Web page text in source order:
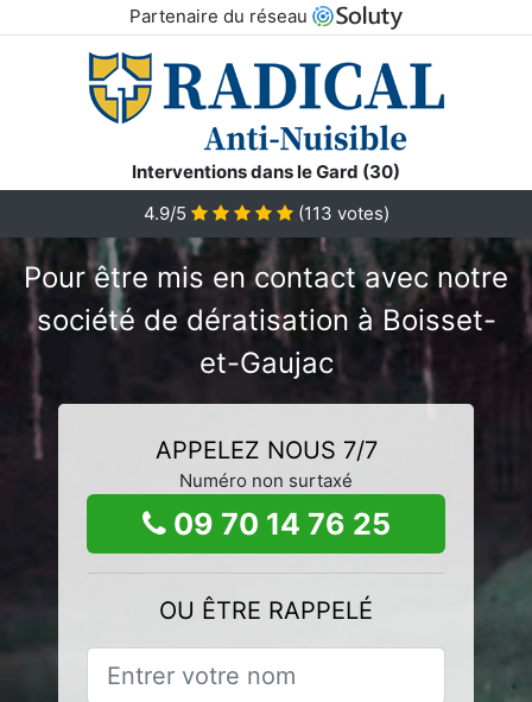
Partenaire du réseau
Interventions dans le Gard (30)
4.9/5
(113 votes)
Pour être mis en contact avec notre
société de dératisation à Boisset-
et-Gaujac
APPELEZ NOUS 7/7
Numéro non surtaxé
09 70 14 76 25
OU ÊTRE RAPPELÉ